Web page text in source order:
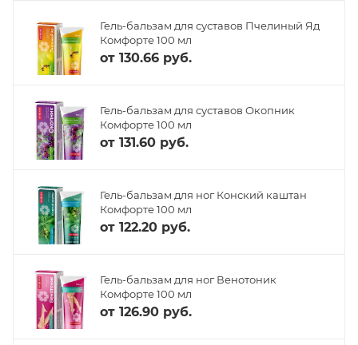
Гель-бальзам для суставов Пчелиный Яд
Комфорте 100 мл
от 130.66 руб.
Гель-бальзам для суставов Окопник
Комфорте 100 мл
от 131.60 руб.
Гель-бальзам для ног Конский каштан
Комфорте 100 мл
от 122.20 руб.
Гель-бальзам для ног Венотоник
Комфорте 100 мл
от 126.90 руб.